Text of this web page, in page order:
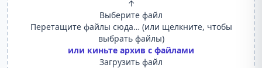
↑
Выберите файл
Перетащите файлы сюда… (или щелкните, чтобы
выбрать файлы)
или киньте архив с файлами
Загрузить файл